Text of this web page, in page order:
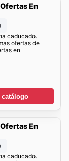
En
caducado.
ofertas de
en
En
caducado.